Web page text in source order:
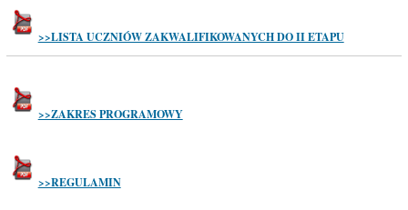
>>LISTA UCZNIÓW ZAKWALIFIKOWANYCH DO II ETAPU
>>ZAKRES PROGRAMOWY
>>REGULAMIN